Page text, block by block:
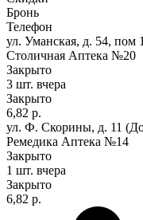
Бронь
Телефон
ул. Уманская, д. 54, пом
Столичная Аптека №20
Закрыто
3 шт. вчера
Закрыто
6,82 р.
ул. Ф. Скорины, д. 11
Ремедика Аптека №14
Закрыто
1 шт. вчера
Закрыто
6,82 р.